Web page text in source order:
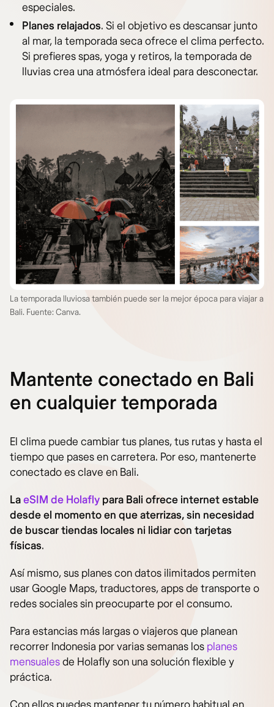
especiales.
Planes relajados. Si el objetivo es descansar junto
al mar, la temporada seca ofrece el clima perfecto.
Si prefieres spas, yoga y retiros, la temporada de
lluvias crea una atmósfera ideal para desconectar.
La temporada lluviosa también puede ser la mejor época para viajar a
Bali. Fuente: Canva.
Mantente conectado en Bali
en cualquier temporada
El clima puede cambiar tus planes, tus rutas y hasta el
tiempo que pases en carretera. Por eso, mantenerte
conectado es clave en Bali.
LaeSIM de Holafly para Bali ofrece internet estable
desde el momento en que aterrizas, sin necesidad
de buscar tiendas locales ni lidiar con tarjetas
físicas.
Así mismo, sus planes con datos ilimitados permiten
usar Google Maps, traductores, apps de transporte o
redes sociales sin preocuparte por el consumo.
Para estancias más largas o viajeros que planean
recorrer Indonesia por varias semanas los planes
mensualesde Holafly son una solución flexible y
práctica.